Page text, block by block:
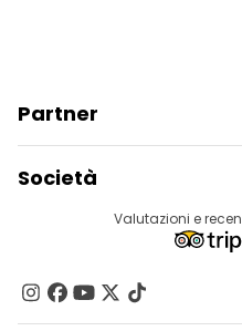
Partner
Accesso Del Fornitore
Programma Di Affiliazione
Società
Destinazioni
Contattaci
Gruppi
Valutazioni e